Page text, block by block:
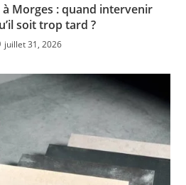
Morges : quand intervenir
soit trop tard ?
juillet 31, 2026